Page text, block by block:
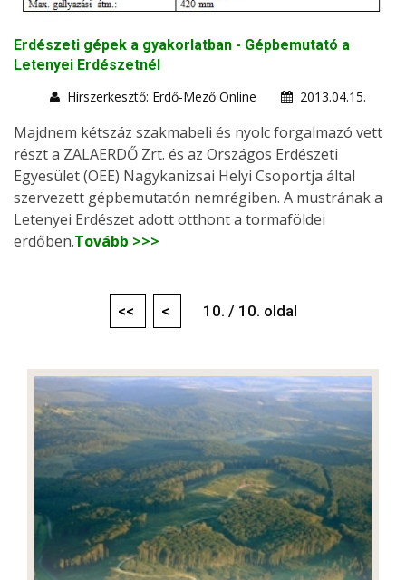
Erdészeti gépek a gyakorlatban - Gépbemutató a
Letenyei Erdészetnél
Hírszerkesztő: Erdő-Mező Online
2013.04.15.
Majdnem kétszáz szakmabeli és nyolc forgalmazó vett
részt a ZALAERDŐ Zrt. és az Országos Erdészeti
Egyesület (OEE) Nagykanizsai Helyi Csoportja által
szervezett gépbemutatón nemrégiben. A mustrának a
Letenyei Erdészet adott otthont a tormaföldei
erdőben.Tovább >>>
<< < 10. / 10. oldal